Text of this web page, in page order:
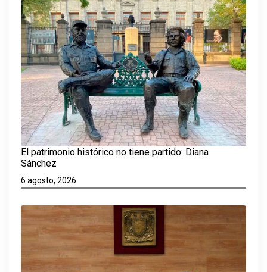
El patrimonio histórico no tiene partido: Diana
Sánchez
6 agosto, 2026